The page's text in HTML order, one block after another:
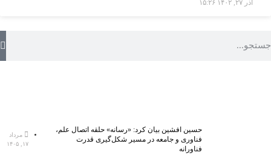
آذر ۲۷, ۱۴۰۲ ۱۵:۲۶
حسین افشین بیان کرد: «رسانه» حلقه اتصال علم،
فناوری و جامعه در مسیر شکل‌گیری قدرت
فناورانه
مرداد
۱۷, ۱۴۰۵